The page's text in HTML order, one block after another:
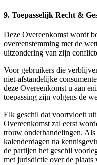
9. Toepasselijk Recht &
Deze Overeenkomst wordt
overeenstemming met de
uitzondering van zijn
Voor gebruikers die
niet-afstandelijke
deze Overeenkomst u aan
toepassing zijn volgens de
Elk geschil dat voortvloeit
Overeenkomst zal eerst
trouw onderhandelingen.
kalenderdagen na
de partijen het geschil
met jurisdictie over de